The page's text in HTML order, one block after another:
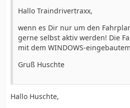
Hallo Traindrivertraxx,
wenn es Dir nur um den
gerne selbst aktiv werden! Die
mit dem WINDOWS-
Gruß Huschte
Hallo Huschte,